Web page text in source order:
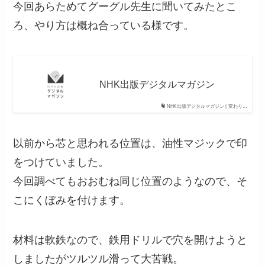
今回あらためてグーグル先生に聞いてみたとこ
ろ、やり方は概ね合っている様です。
NHK出版デジタルマガジン | 変わり…
NHK出版デジタルマガジン
以前から芯と思われる位置は、油性マジックで印
をつけていました。
今回調べてもおおむね同じ位置のようなので、そ
こにくぼみを付けます。
材料は軟鉄なので、鉄用ドリルで穴を開けようと
しましたがツルツル滑って大苦戦。